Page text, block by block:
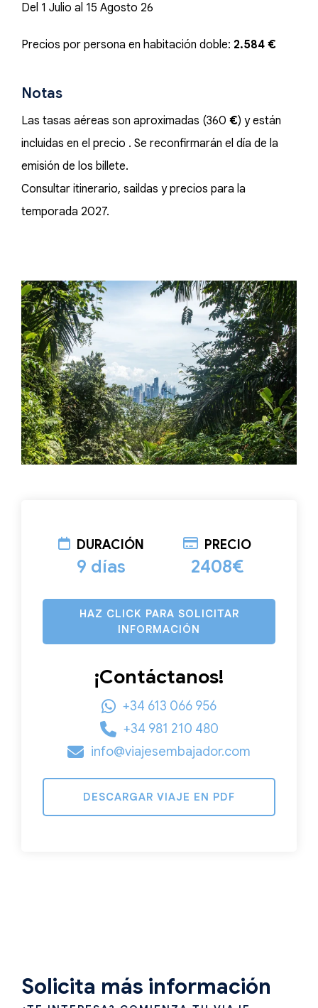
Del 1 Julio al 15 Agosto 26
Precios por persona en habitación doble: 2.584 €
Notas
Las tasas aéreas son aproximadas (360 €) y están
incluidas en el precio . Se reconfirmarán el día de la
emisión de los billete.
Consultar itinerario, saildas y precios para la
temporada 2027.
DURACIÓN
9 días
PRECIO
2408€
HAZ CLICK PARA SOLICITAR
INFORMACIÓN
¡Contáctanos!
+34 613 066 956
+34 981 210 480
info@viajesembajador.com
DESCARGAR VIAJE EN PDF
Solicita más información